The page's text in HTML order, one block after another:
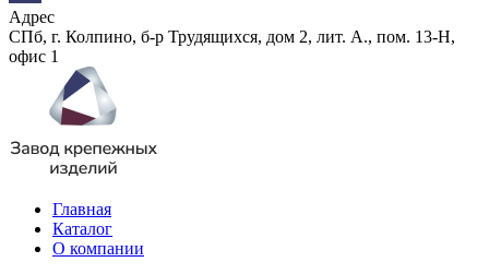
Адрес
СПб, г. Колпино, б-р Трудящихся, дом 2, лит. А., пом. 13-Н,
офис 1
Главная
Каталог
О компании